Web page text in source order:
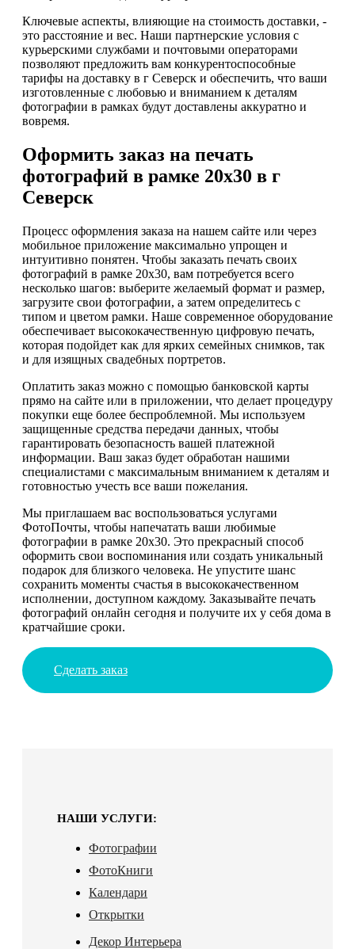
Ключевые аспекты, влияющие на стоимость доставки, -
это расстояние и вес. Наши партнерские условия с
курьерскими службами и почтовыми операторами
позволяют предложить вам конкурентоспособные
тарифы на доставку в г Северск и обеспечить, что ваши
изготовленные с любовью и вниманием к деталям
фотографии в рамках будут доставлены аккуратно и
вовремя.
Оформить заказ на печать
фотографий в рамке 20х30 в г
Северск
Процесс оформления заказа на нашем сайте или через
мобильное приложение максимально упрощен и
интуитивно понятен. Чтобы заказать печать своих
фотографий в рамке 20х30, вам потребуется всего
несколько шагов: выберите желаемый формат и размер,
загрузите свои фотографии, а затем определитесь с
типом и цветом рамки. Наше современное оборудование
обеспечивает высококачественную цифровую печать,
которая подойдет как для ярких семейных снимков, так
и для изящных свадебных портретов.
Оплатить заказ можно с помощью банковской карты
прямо на сайте или в приложении, что делает процедуру
покупки еще более беспроблемной. Мы используем
защищенные средства передачи данных, чтобы
гарантировать безопасность вашей платежной
информации. Ваш заказ будет обработан нашими
специалистами с максимальным вниманием к деталям и
готовностью учесть все ваши пожелания.
Мы приглашаем вас воспользоваться услугами
ФотоПочты, чтобы напечатать ваши любимые
фотографии в рамке 20х30. Это прекрасный способ
оформить свои воспоминания или создать уникальный
подарок для близкого человека. Не упустите шанс
сохранить моменты счастья в высококачественном
исполнении, доступном каждому. Заказывайте печать
фотографий онлайн сегодня и получите их у себя дома в
кратчайшие сроки.
Сделать заказ
НАШИ УСЛУГИ:
Фотографии
ФотоКниги
Календари
Открытки
Декор Интерьера